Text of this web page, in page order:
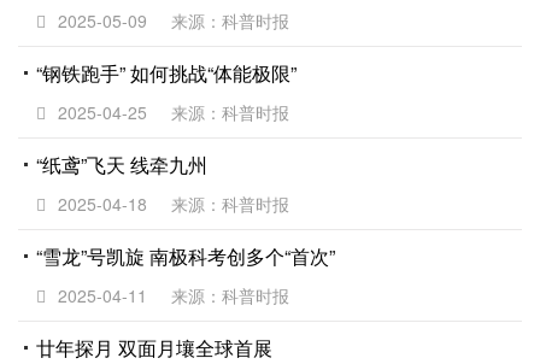
2025-05-09 来源：科普时报
“钢铁跑手” 如何挑战“体能极限”
2025-04-25 来源：科普时报
“纸鸢”飞天 线牵九州
2025-04-18 来源：科普时报
“雪龙”号凯旋 南极科考创多个“首次”
2025-04-11 来源：科普时报
廿年探月 双面月壤全球首展